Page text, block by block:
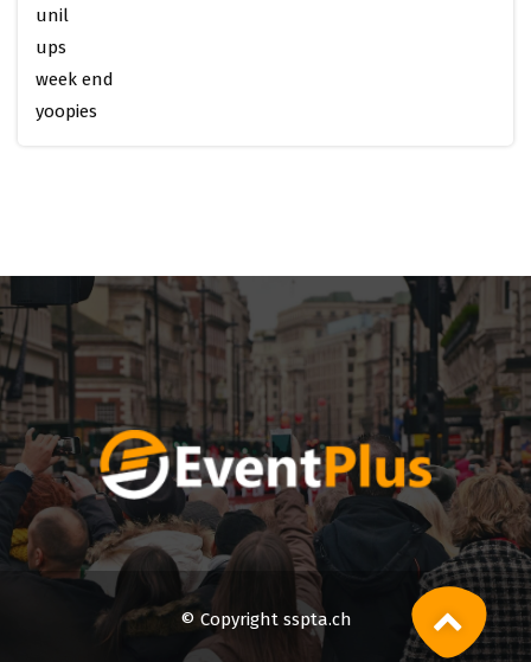
unil
ups
week end
yoopies
© Copyright sspta.ch